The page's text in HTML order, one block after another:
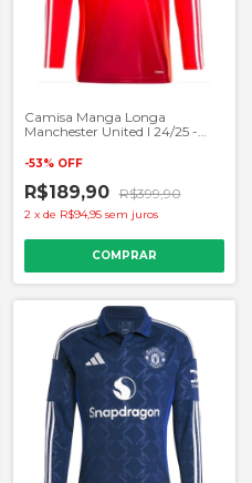
Camisa Manga Longa
Manchester United I 24/25 -
-53% OFF
R$189,90 R$399,90
2 x de R$94,95 sem juros
COMPRAR